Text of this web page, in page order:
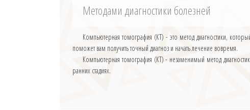
Методами диагностики болезней
Компьютерная томография (КТ) - это метод диагностики,
поможет вам получить точный диагноз и начать лечение вовремя.
Компьютерная томография (КТ) - незаменимый метод
ранних стадиях.